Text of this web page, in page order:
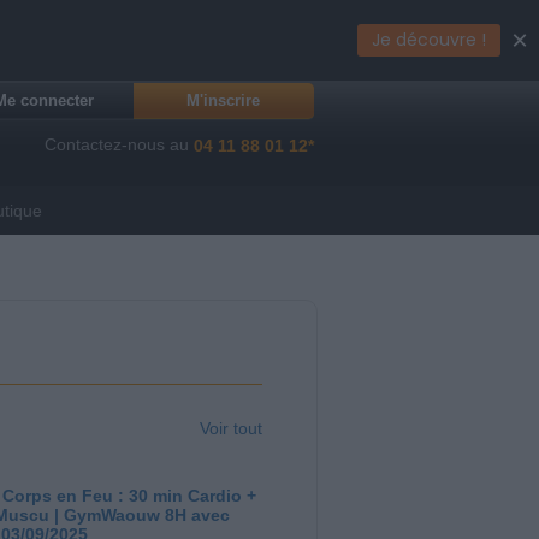
connecter M'inscrire
Contactez-nous au 04 11 88 01 12*
Voir tout
en Feu : 30 min Cardio +
| GymWaouw 8H avec
09/2025
Je découvre ! ×